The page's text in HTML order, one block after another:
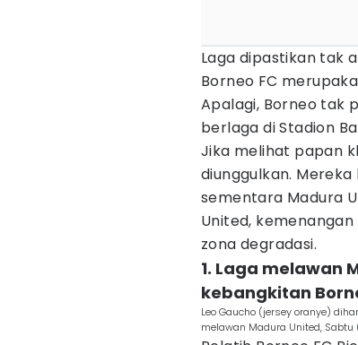
Laga dipastikan tak
Borneo FC
Apalagi, Borneo tak
berlaga di Stadion
Jika melihat papan
diunggulkan.
sementara Madura
United,
zona degradasi.
1. Laga melawan
kebangkitan
Leo Gaucho (jersey oranye)
melawan Madura United, Sabtu